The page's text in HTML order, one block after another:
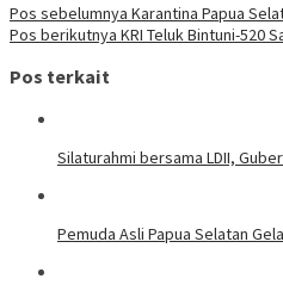
Navigasi
pos
Pos sebelumnya Karantina Papua
Pos berikutnya KRI Teluk Bintuni-520
Pos terkait
Silaturahmi bersama LDII,
Pemuda Asli Papua Selatan